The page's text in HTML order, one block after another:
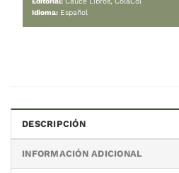
Hay stock
Categorías:Cocina temática
Autor/es:David Asher
DESCRIPCIÓN
INFORMACIÓN ADICIONAL